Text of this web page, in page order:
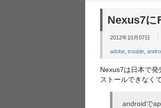
Nexus7に
2012年10月07日
adobe trouble
Nexus7は日本で
ストールできなく
androidで